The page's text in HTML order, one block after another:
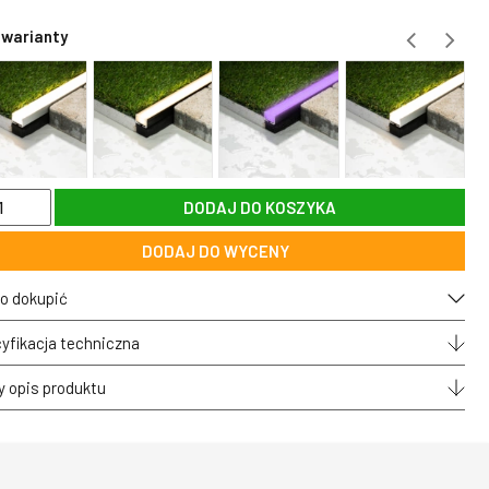
DODAJ DO KOSZYKA
DODAJ DO WYCENY
dokupić
techniczna
opis produktu